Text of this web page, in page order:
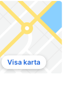
Visa karta